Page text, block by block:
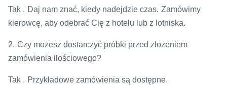
Tak . Daj nam znać, kiedy nadejdzie czas. Zamówimy
kierowcę, aby odebrać Cię z hotelu lub z lotniska.
2. Czy możesz dostarczyć próbki przed złożeniem
zamówienia ilościowego?
Tak . Przykładowe zamówienia są dostępne.